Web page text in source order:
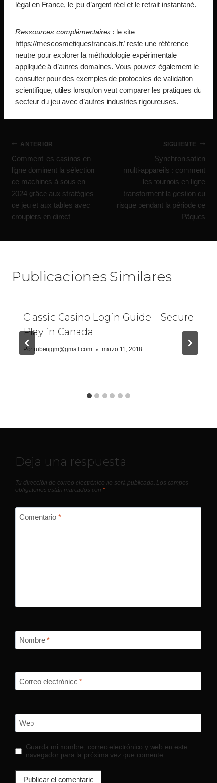
légal en France, le jeu d’argent réel et le retrait instantané.
Ressources complémentaires : le site
https://mescosmetiquesfrancais.fr/ reste une référence
neutre pour explorer la méthodologie expérimentale
appliquée à d’autres domaines. Vous pouvez également le
consulter pour des exemples de protocoles de validation
scientifique, utiles lorsqu’on veut comparer les pratiques du
secteur du jeu avec d’autres industries rigoureuses.
ANTERIOR
Comment les casinos en
ligne dominent la sélection
de machines à sous en
2024 grâce aux stratégies
de jeu et aux tables avec
croupiers en direct
SIGUIENTE
Synchronisation
multi‑appareils : comment
les tournois en ligne
transforment la gestion du
risque pendant la période de
Pâques
Publicaciones Similares
Classic Casino Login Guide – Secure
Play in Canada
Por rubenjgm@gmail.com marzo 11, 2018
Deja una respuesta
Tu dirección de correo electrónico no será publicada. Los campos
obligatorios están marcados con *
Comentario *
Nombre *
Correo electrónico *
Web
Guarda mi nombre, correo electrónico y web en este
navegador para la próxima vez que comente.